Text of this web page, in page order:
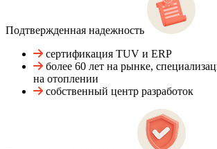
Подтвержденная надежность
сертификация TUV и ERP
более 60 лет на рынке,
на отоплении
собственный центр разработок